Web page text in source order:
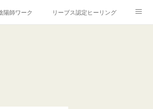
陽師ワーク リーブス認定ヒーリング